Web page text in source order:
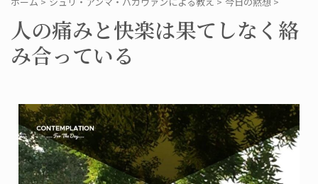
人の痛みと快楽は果てしなく絡
み合っている